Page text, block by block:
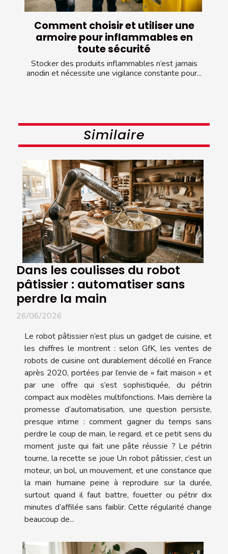
Comment choisir et utiliser une
armoire pour inflammables en
toute sécurité
Stocker des produits inflammables n’est jamais
anodin et nécessite une vigilance constante pour...
Similaire
Dans les coulisses du robot
pâtissier : automatiser sans
perdre la main
26/06/2026
Le robot pâtissier n’est plus un gadget de cuisine, et
les chiffres le montrent : selon GfK, les ventes de
robots de cuisine ont durablement décollé en France
après 2020, portées par l’envie de « fait maison » et
par une offre qui s’est sophistiquée, du pétrin
compact aux modèles multifonctions. Mais derrière la
promesse d’automatisation, une question persiste,
presque intime : comment gagner du temps sans
perdre le coup de main, le regard, et ce petit sens du
moment juste qui fait une pâte réussie ? Le pétrin
tourne, la recette se joue Un robot pâtissier, c’est un
moteur, un bol, un mouvement, et une constance que
la main humaine peine à reproduire sur la durée,
surtout quand il faut battre, fouetter ou pétrir dix
minutes d’affilée sans faiblir. Cette régularité change
beaucoup de...